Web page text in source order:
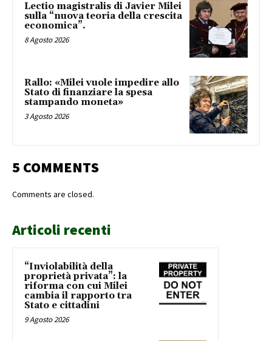
Lectio magistralis di Javier Milei
sulla “nuova teoria della crescita
economica”.
8 Agosto 2026
Rallo: «Milei vuole impedire allo
Stato di finanziare la spesa
stampando moneta»
3 Agosto 2026
5 COMMENTS
Comments are closed.
Articoli recenti
“Inviolabilità della
proprietà privata”: la
riforma con cui Milei
cambia il rapporto tra
Stato e cittadini
9 Agosto 2026